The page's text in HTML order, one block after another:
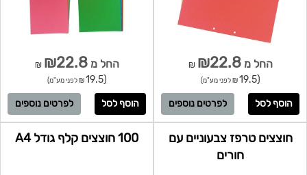
החל מ₪22.8
₪
(19.5 ₪ לפני מע"מ)
לפרטים נוספים
החל מ₪22.8
₪
(19.5 ₪ לפני מע"מ)
לפרטים נוספים
חוצצים טרפז צבעוניים עם
חורים
100 חוצצים קלף גודל A4